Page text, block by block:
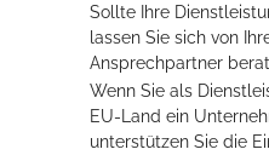
Sollte Ihre
lassen Sie sich von
Ansprechpartner
Wenn Sie als
EU-Land ein
unterstützen Sie die